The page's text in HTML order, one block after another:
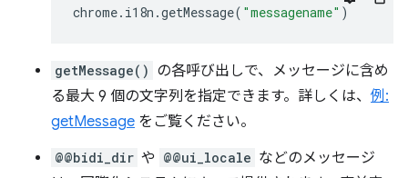
chrome. i18n .getMessage( "messagename" )
getMessage() の各呼び出しで、メッセージに含め
る最大 9 個の文字列を指定できます。詳しくは、 例:
getMessage をご覧ください。
@@bidi_dir や @@ui_locale などのメッセージ